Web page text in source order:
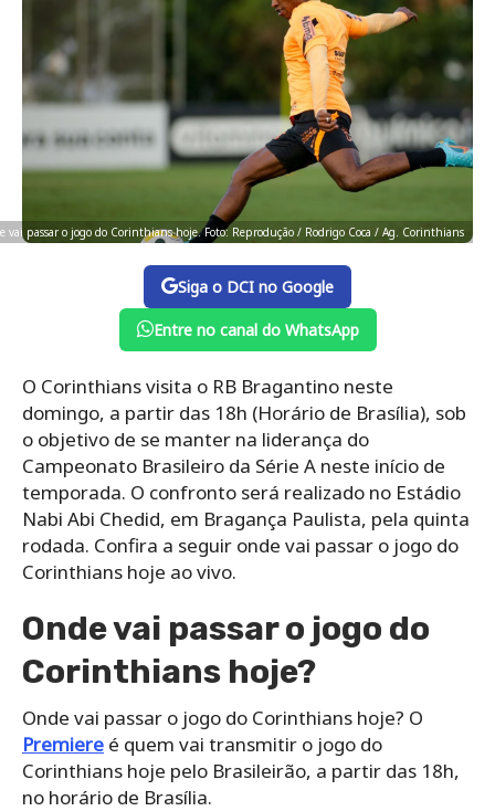
vai passar o jogo do Corinthians hoje. Foto: Reprodução / Rodrigo Coca / Ag. Corinthians
Siga o DCI no Google
Entre no canal do WhatsApp
O Corinthians visita o RB Bragantino neste
domingo, a partir das 18h (Horário de Brasília), sob
o objetivo de se manter na liderança do
Campeonato Brasileiro da Série A neste início de
temporada. O confronto será realizado no Estádio
Nabi Abi Chedid, em Bragança Paulista, pela quinta
rodada. Confira a seguir onde vai passar o jogo do
Corinthians hoje ao vivo.
Onde vai passar o jogo do
Corinthians hoje?
Onde vai passar o jogo do Corinthians hoje? O
Premiere é quem vai transmitir o jogo do
Corinthians hoje pelo Brasileirão, a partir das 18h,
no horário de Brasília.